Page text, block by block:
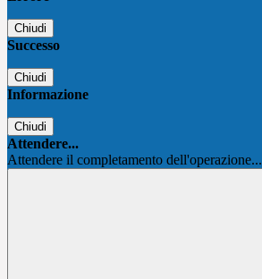
Chiudi
Successo
Chiudi
Informazione
Chiudi
Attendere...
Attendere il completamento dell'operazione...